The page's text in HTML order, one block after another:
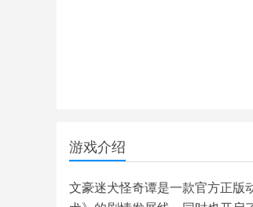
游戏介绍
文豪迷犬怪奇谭是一款官方正版